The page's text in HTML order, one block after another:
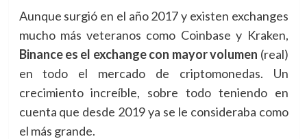
Aunque surgió en el año 2017 y existen exchanges
mucho más veteranos como Coinbase y Kraken,
Binance es el exchange con mayor volumen (real)
en todo el mercado de criptomonedas. Un
crecimiento increíble, sobre todo teniendo en
cuenta que desde 2019 ya se le consideraba como
el más grande.